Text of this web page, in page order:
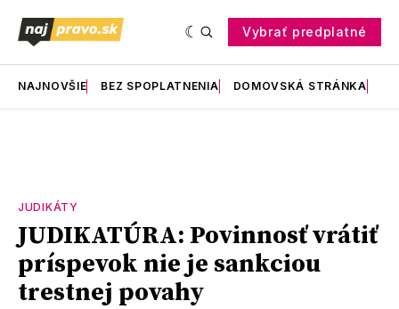
Vybrať predplatné
NAJNOVŠIE BEZ SPOPLATNENIA DOMOVSKÁ STRÁNKA
JUDIKÁTY
JUDIKATÚRA: Povinnosť vrátiť
príspevok nie je sankciou
trestnej povahy